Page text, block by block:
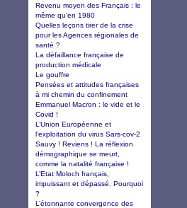
Revenu moyen des Français : le
même qu'en 1980
Quelles leçons tirer de la crise
pour les Agences régionales de
santé ?
La défaillance française de
production médicale
Le gouffre
Pensées et attitudes françaises
à mi chemin du confinement
Emmanuel Macron : le vide et le
Covid !
L’Union Européenne et
l’exploitation du virus Sars-cov-2
Sauvy ! Reviens ! La réflexion
démographique se meurt,
comme la natalité française !
L’Etat Moloch français,
impuissant et dépassé. Pourquoi
?
L’étonnante convergence des